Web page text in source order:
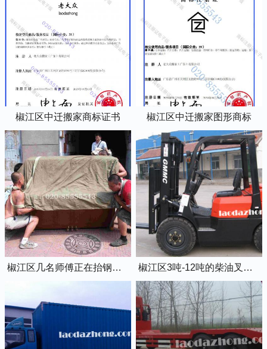
椒江区中迁搬家商标证书 椒江区中迁搬家图形商标
椒江区几名师傅正在抬钢琴上楼 椒江区3吨-12吨的柴油叉车出租